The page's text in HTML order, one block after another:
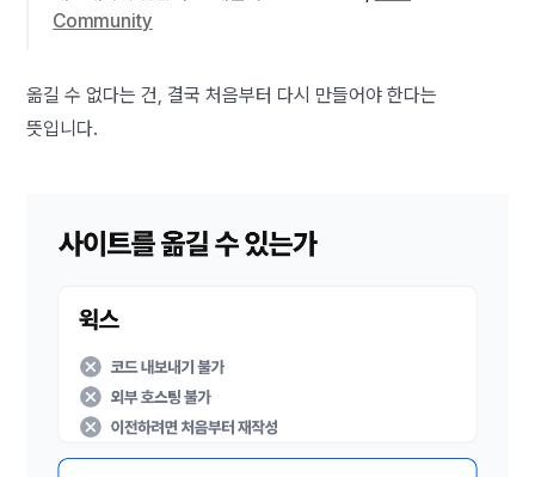
Community
옮길 수 없다는 건, 결국 처음부터 다시 만들어야 한다는
뜻입니다.